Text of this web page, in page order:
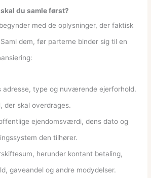
du samle først?
med de oplysninger, der faktisk
dem, før parterne binder sig til en
adresse, type og nuværende ejerforhold.
der skal overdrages.
ejendomsværdi, dens dato og
den tilhører.
herunder kontant betaling,
gaveandel og andre modydelser.